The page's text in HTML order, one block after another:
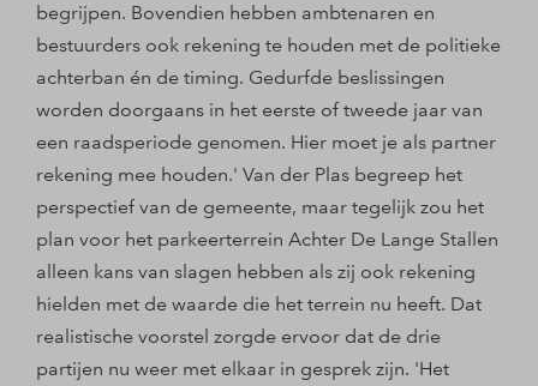
begrijpen. Bovendien hebben ambtenaren en
bestuurders ook rekening te houden met de politieke
achterban én de timing. Gedurfde beslissingen
worden doorgaans in het eerste of tweede jaar van
een raadsperiode genomen. Hier moet je als partner
rekening mee houden.' Van der Plas begreep het
perspectief van de gemeente, maar tegelijk zou het
plan voor het parkeerterrein Achter De Lange Stallen
alleen kans van slagen hebben als zij ook rekening
hielden met de waarde die het terrein nu heeft. Dat
realistische voorstel zorgde ervoor dat de drie
partijen nu weer met elkaar in gesprek zijn. 'Het